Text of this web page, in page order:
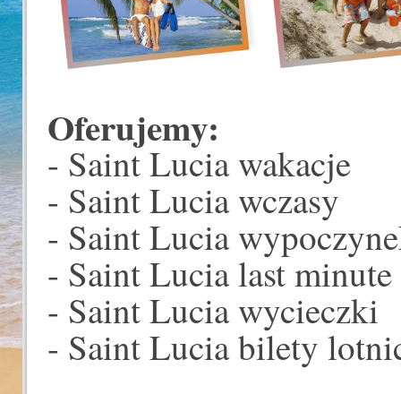
Oferujemy:
- Saint Lucia wakacje
- Saint Lucia wczasy
- Saint Lucia
- Saint Lucia last minute
- Saint Lucia wycieczki
- Saint Lucia bilety